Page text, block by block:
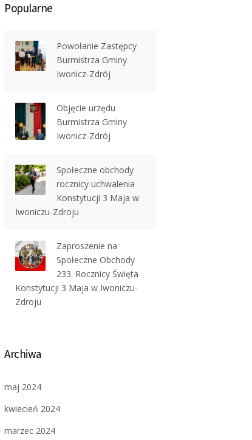
Popularne
Powołanie Zastępcy
Burmistrza Gminy
Iwonicz-Zdrój
Objęcie urzędu
Burmistrza Gminy
Iwonicz-Zdrój
Społeczne obchody
rocznicy uchwalenia
Konstytucji 3 Maja w
Iwoniczu-Zdroju
Zaproszenie na
Społeczne Obchody
233. Rocznicy Święta
Konstytucji 3 Maja w Iwoniczu-
Zdroju
Archiwa
maj 2024
kwiecień 2024
marzec 2024